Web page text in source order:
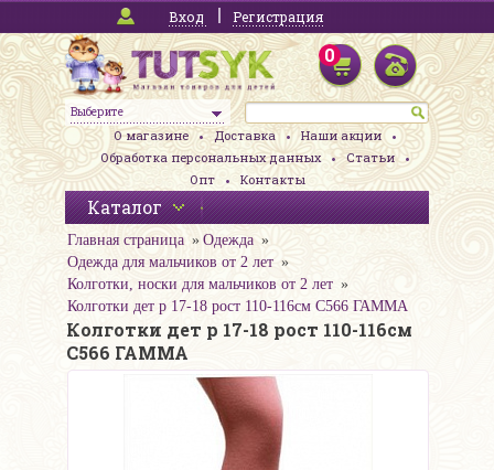
Вход Регистрация
Выберите
0
О магазине Доставка
Наши акции
Обработка персональных данных
Статьи
Опт
Контакты
Каталог
Главная страница
Одежда
Одежда для мальчиков от 2 лет
Колготки, носки для мальчиков от 2 лет
Колготки дет р 17-18 рост 110-116см С566 ГАММА
Колготки дет р 17-18 рост 110-116см
С566 ГАММА